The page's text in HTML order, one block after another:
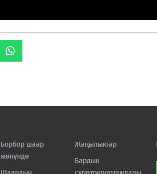
Борбор шаар
жөнүндө
Жаңылыктар
Бардык